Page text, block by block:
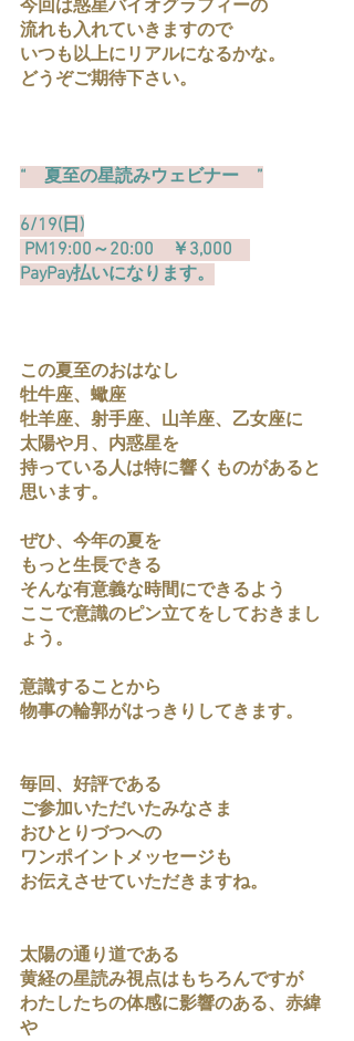
今回は惑星バイオグラフィーの
流れも入れていきますので
いつも以上にリアルになるかな。
どうぞご期待下さい。
“　夏至の星読みウェビナー　”
6/19(日)
PM19:00～20:00　￥3,000
PayPay払いになります。
この夏至のおはなし
牡牛座、蠍座
牡羊座、射手座、山羊座、乙女座に
太陽や月、内惑星を
持っている人は特に響くものがあると
思います。
ぜひ、今年の夏を
もっと生長できる
そんな有意義な時間にできるよう
ここで意識のピン立てをしておきまし
ょう。
意識することから
物事の輪郭がはっきりしてきます。
毎回、好評である
ご参加いただいたみなさま
おひとりづつへの
ワンポイントメッセージも
お伝えさせていただきますね。
太陽の通り道である
黄経の星読み視点はもちろんですが
わたしたちの体感に影響のある、赤緯
や